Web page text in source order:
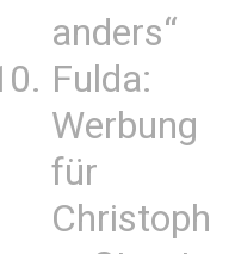
anders“
Fulda:
Werbung
für
Christoph